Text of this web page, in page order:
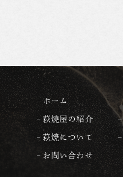
ホーム
萩焼屋の紹介
萩焼について
お問い合わせ